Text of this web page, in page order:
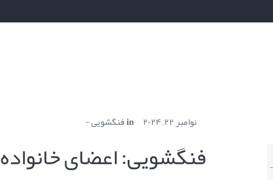
نوامبر ۲۲, ۲۰۲۴ inفنگشویی
فنگشویی: اعضای خانواده